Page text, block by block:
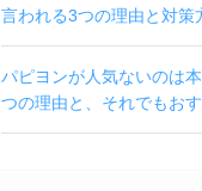
言われる3つの理由と対策
パピヨンが人気ないのは
つの理由と、それでもお